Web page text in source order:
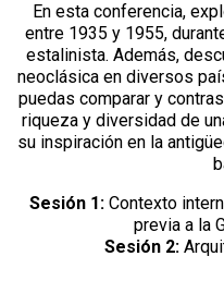
En esta conferencia,
entre 1935 y 1955,
estalinista. Además,
neoclásica en diversos
puedas comparar y
riqueza y diversidad de
su inspiración en la
Sesión 1: Contexto
previa a la
Sesión 2: